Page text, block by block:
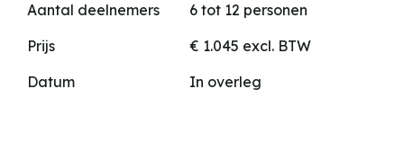
Aantal deelnemers
6 tot 12 personen
Prijs
€ 1.045 excl. BTW
Datum
In overleg